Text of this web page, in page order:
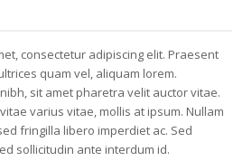
consectetur adipiscing elit. Praesent
quam vel, aliquam lorem.
sit amet pharetra velit auctor vitae.
varius vitae, mollis at ipsum. Nullam
fringilla libero imperdiet ac. Sed
sollicitudin ante interdum id.